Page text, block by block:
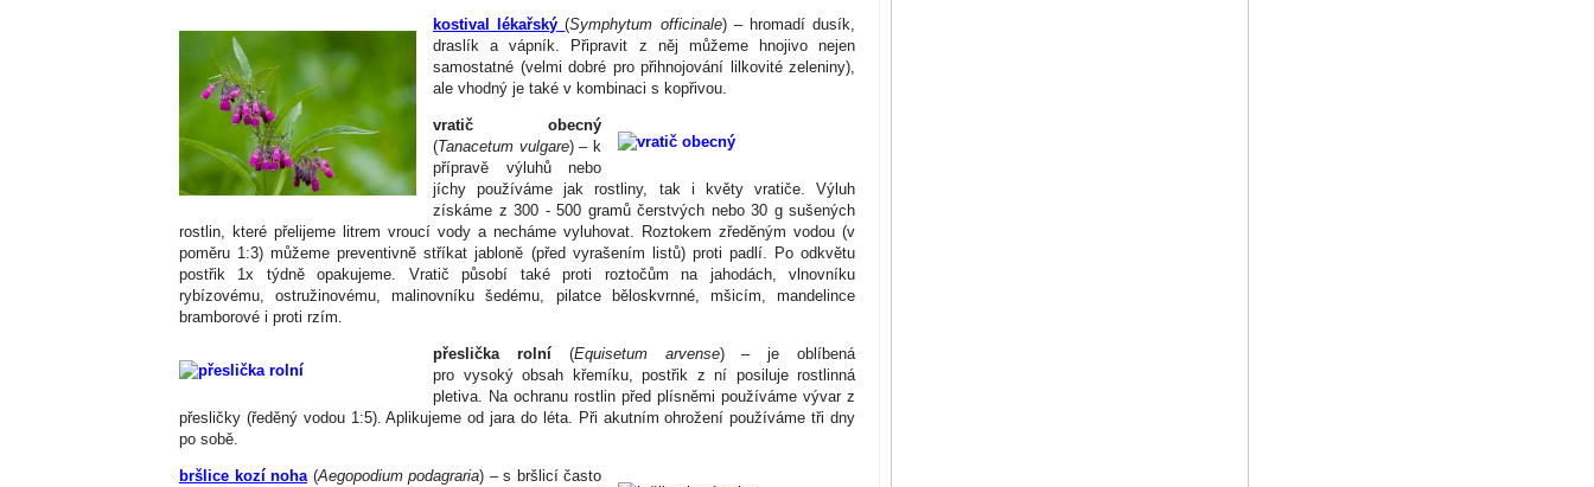
kostival lékařský (Symphytum officinale) – hromadí dusík,
draslík a vápník. Připravit z něj můžeme hnojivo nejen
samostatné (velmi dobré pro přihnojování lilkovité zeleniny),
ale vhodný je také v kombinaci s kopřivou.
vratič obecný
(Tanacetum vulgare) – k
přípravě výluhů nebo
jíchy používáme jak rostliny, tak i květy vratiče. Výluh
získáme z 300 - 500 gramů čerstvých nebo 30 g sušených
rostlin, které přelijeme litrem vroucí vody a necháme vyluhovat. Roztokem zředěným vodou (v
poměru 1:3) můžeme preventivně stříkat jabloně (před vyrašením listů) proti padlí. Po odkvětu
postřik 1x týdně opakujeme. Vratič působí také proti roztočům na jahodách, vlnovníku
rybízovému, ostružinovému, malinovníku šedému, pilatce běloskvrnné, mšicím, mandelince
bramborové i proti rzím.
přeslička rolní(Equisetum arvense) – je oblíbená
pro vysoký obsah křemíku, postřik z ní posiluje rostlinná
pletiva. Na ochranu rostlin před plísněmi používáme vývar z
přesličky (ředěný vodou 1:5). Aplikujeme od jara do léta. Při akutním ohrožení používáme tři dny
po sobě.
bršlice kozí noha(Aegopodium podagraria) – s bršlicí často